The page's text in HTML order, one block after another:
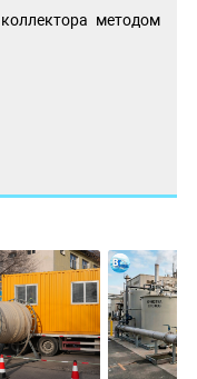
методом